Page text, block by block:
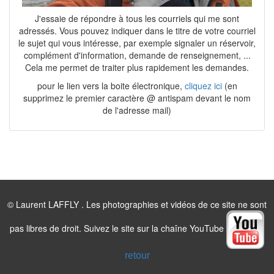
J'essaie de répondre à tous les courriels qui me sont
adressés. Vous pouvez indiquer dans le titre de votre courriel
le sujet qui vous intéresse, par exemple signaler un réservoir,
complément d'information, demande de renseignement, ...
Cela me permet de traiter plus rapidement les demandes.
pour le lien vers la boite électronique, cliquez ici(en
supprimez le premier caractère @ antispam devant le nom
de l'adresse mail)
© Laurent LAFFLY . Les photographies et vidéos de ce site ne sont
pas libres de droit. Suivez le site sur la chaîne YouTube
retour